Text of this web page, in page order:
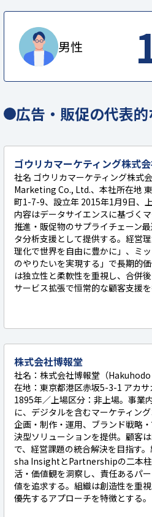
男性
広告・販促の代表
ゴウリカマーケティング株式
社名 ゴウリカマーケティング株式
Marketing Co., Ltd.、本社所在地
町1-7-9、設立年 2015年1月9日、
内容はデータサイエンスに基づく
推進・販促物のサプライチェーン
タ分析支援として提供する。経営
理化で世界を自由に豊かに」、ミ
のやりたいを実現する」で長期的
は独立性と柔軟性を重視し、合併
サービス拡張で恒常的な顧客支援を
株式会社博報堂
社名：株式会社博報堂（
在地：東京都港区赤坂5-3-1 アカサ
1895年／上場区分：非上場。事業
に、デジタルを含むマーケティン
企画・制作・運用、ブランド戦略
決型ソリューションを提供。顧客
で、経営課題の統合解決を目指す
sha InsightとPartnershipの二本柱
活・価値観を洞察し、責任あるパ
値を追求する。組織は創造性を重
優先するアプローチを特徴とする。